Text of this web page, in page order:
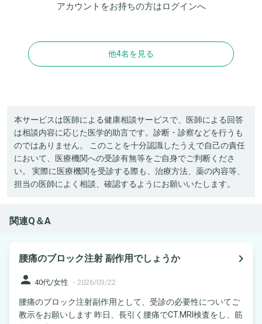
アカウントをお持ちの方はログインへ
他4名を見る
本サービスは医師による健康相談サービスで、医師による回答
は相談内容に応じた医学的助言です。診断・診察などを行うも
のではありません。 このことを十分認識したうえで自己の責任
において、医療機関への受診有無等をご自身でご判断くださ
い。 実際に医療機関を受診する際も、治療方法、薬の内容等、
担当の医師によく相談、確認するようにお願いいたします。
関連Q＆A
腰痛のブロック注射 副作用でしょうか
navigate_next
person 40代/女性 - 2026/03/22
腰痛のブロック注射副作用として、受診の必要性についてご
教示をお願いします 昨日、長引く腰痛でCT.MRI検査をし、筋